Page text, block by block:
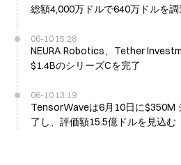
総額4,000万ドルで640万ドルを調
06-10 15:28
NEURA Robotics、Tether
$1.4BのシリーズCを完了
06-10 13:19
TensorWaveは6月10日に$350M
了し、評価額15.5億ドルを見込む